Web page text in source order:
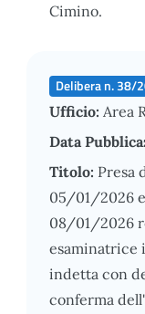
Cimino.
Delibera n. 38/
Ufficio: Area
Data
Titolo: Presa
05/01/2026
08/01/2026
esaminatrice
indetta con
conferma